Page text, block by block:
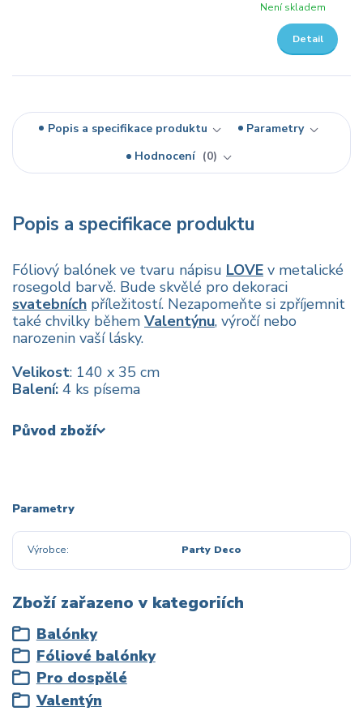
Není skladem
Detail
Popis a specifikace produktu
Parametry
Hodnocení
0
Popis a specifikace produktu
Fóliový balónek ve tvaru nápisu LOVE v metalické
rosegold barvě. Bude skvělé pro dekoraci
svatebních příležitostí. Nezapomeňte si zpříjemnit
také chvilky během Valentýnu, výročí nebo
narozenin vaší lásky.
Velikost: 140 x 35 cm
Balení: 4 ks písema
Původ zboží
Parametry
Výrobce Party Deco
Zboží zařazeno v kategoriích
Balónky
Fóliové balónky
Pro dospělé
Valentýn